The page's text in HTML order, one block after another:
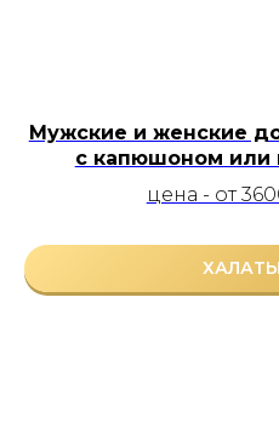
Мужские и женские
с капюшоном или
цена - от
ХАЛАТЫ